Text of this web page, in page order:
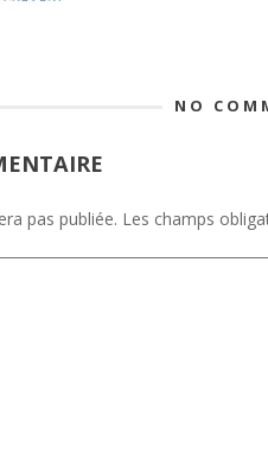
NO
pas publiée. Les champs